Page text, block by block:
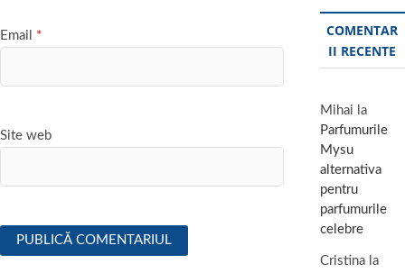
Email *
Site web
COMENTAR
II RECENTE
Mihai la
Parfumurile
Mysu
alternativa
pentru
parfumurile
celebre
Cristinala